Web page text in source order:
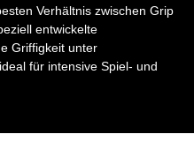
Verhältnis zwischen Grip
entwickelte
Griffigkeit unter
für intensive Spiel- und